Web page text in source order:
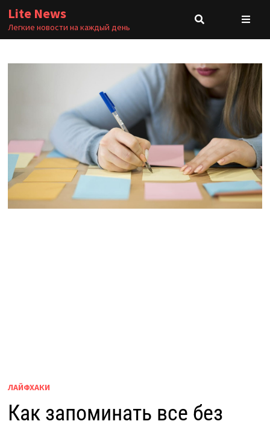
Перейти
содержимому
Lite News
Легкие новости на каждый день
ЛАЙФХАКИ
Как запоминать все без